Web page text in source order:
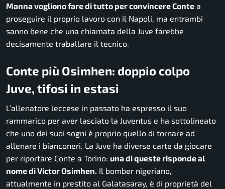
Manna vogliono fare di tutto per convincere Conte a
proseguire il proprio lavoro con il Napoli, ma entrambi
sanno bene che una chiamata della Juve farebbe
decisamente traballare il tecnico.
Conte più Osimhen: doppio colpo
Juve, tifosi in estasi
L’allenatore leccese in passato ha espresso il suo
rammarico per aver lasciato la Juventus e ha sottolineato
che uno dei suoi sogni è proprio quello di tornare ad
allenare i bianconeri. La Juve ha diverse carte da giocare
per riportare Conte a Torino: una di queste risponde al
nome di Victor Osimhen. Il bomber nigeriano,
attualmente in prestito al Galatasaray, è di proprietà del